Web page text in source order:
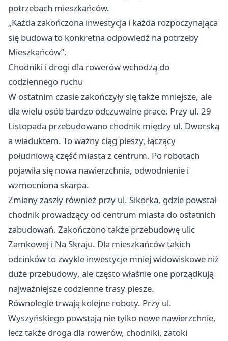
potrzebach mieszkańców.
„Każda zakończona inwestycja i każda rozpoczynająca
się budowa to konkretna odpowiedź na potrzeby
Mieszkańców”.
Chodniki i drogi dla rowerów wchodzą do
codziennego ruchu
W ostatnim czasie zakończyły się także mniejsze, ale
dla wielu osób bardzo odczuwalne prace. Przy ul. 29
Listopada przebudowano chodnik między ul. Dworską
a wiaduktem. To ważny ciąg pieszy, łączący
południową część miasta z centrum. Po robotach
pojawiła się nowa nawierzchnia, odwodnienie i
wzmocniona skarpa.
Zmiany zaszły również przy ul. Sikorka, gdzie powstał
chodnik prowadzący od centrum miasta do ostatnich
zabudowań. Zakończono także przebudowę ulic
Zamkowej i Na Skraju. Dla mieszkańców takich
odcinków to zwykle inwestycje mniej widowiskowe niż
duże przebudowy, ale często właśnie one porządkują
najważniejsze codzienne trasy piesze.
Równolegle trwają kolejne roboty. Przy ul.
Wyszyńskiego powstają nie tylko nowe nawierzchnie,
lecz także droga dla rowerów, chodniki, zatoki